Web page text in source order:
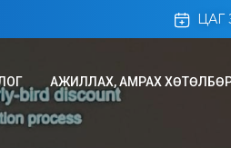
ЦАГ
АЖИЛЛАХ, АМРАХ